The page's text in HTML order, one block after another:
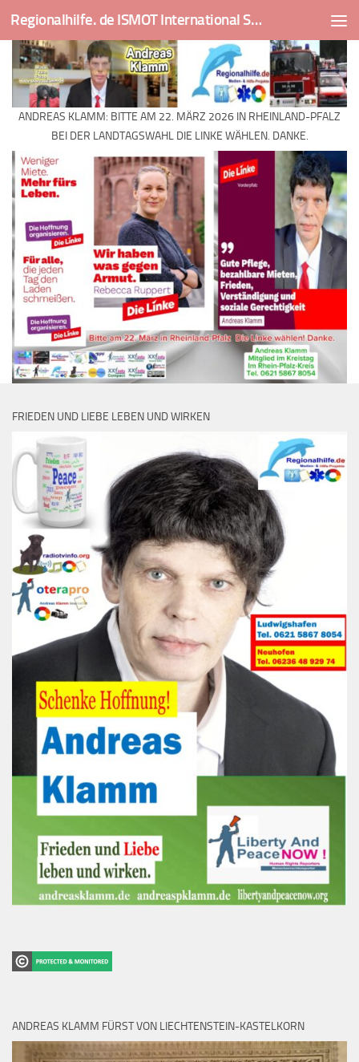
Skip to content Regionalhilfe. de ISMOT International Social And Medical Outreach Team
ANDREAS KLAMM: BITTE AM 22. MÄRZ 2026 IN RHEINLAND-PFALZ
BEI DER LANDTAGSWAHL DIE LINKE WÄHLEN. DANKE.
FRIEDEN UND LIEBE LEBEN UND WIRKEN
ANDREAS KLAMM FÜRST VON LIECHTENSTEIN-KASTELKORN